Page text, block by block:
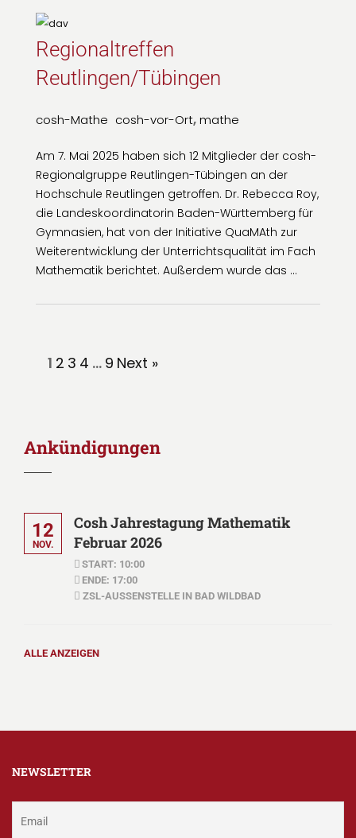
Regionaltreffen
Reutlingen/Tübingen
cosh-Mathe cosh-vor-Ort,mathe
Am 7. Mai 2025 haben sich 12 Mitglieder der cosh-
Regionalgruppe Reutlingen-Tübingen an der
Hochschule Reutlingen getroffen. Dr. Rebecca Roy,
die Landeskoordinatorin Baden-Württemberg für
Gymnasien, hat von der Initiative QuaMAth zur
Weiterentwicklung der Unterrichtsqualität im Fach
Mathematik berichtet. Außerdem wurde das …
1 2 3 4 … 9 Next »
Ankündigungen
12
NOV.
Cosh Jahrestagung Mathematik
Februar 2026
START: 10:00
ENDE: 17:00
ZSL-AUSSENSTELLE IN BAD WILDBAD
ALLE ANZEIGEN
NEWSLETTER